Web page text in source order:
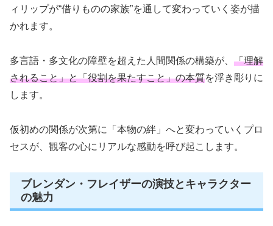
ィリップが“借りものの家族”を通して変わっていく姿が描
かれます。
多言語・多文化の障壁を超えた人間関係の構築が、 「理解
されること」と「役割を果たすこと」の本質を浮き彫りに
します。
仮初めの関係が次第に「本物の絆」へと変わっていくプロ
セスが、観客の心にリアルな感動を呼び起こします。
ブレンダン・フレイザーの演技とキャラクター
の魅力